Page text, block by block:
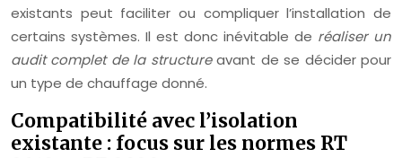
existants peut faciliter ou compliquer l’installation de
certains systèmes. Il est donc inévitable de réaliser un
audit complet de la structureavant de se décider pour
un type de chauffage donné.
Compatibilité avec l’isolation
existante : focus sur les normes RT